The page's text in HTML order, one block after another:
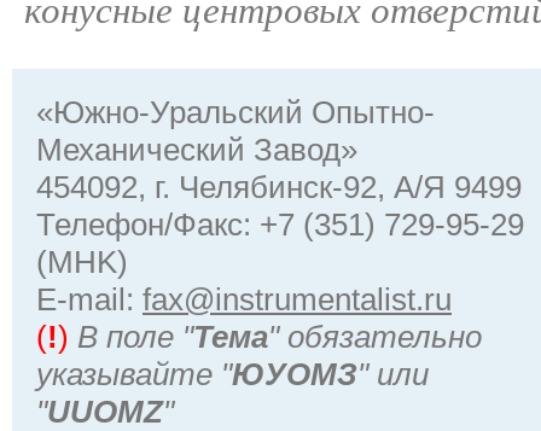
конусные центровых
«Южно-Уральский Опытно-
Механический Завод»
454092, г. Челябинск-92, А/Я 9499
Телефон/Факс: +7 (351) 729-95-29
(MHK)
Е-mail: fax@instrumentalist.ru
(!) В поле "Тема" обязательно
указывайте "ЮУОМЗ" или
"UUOMZ"